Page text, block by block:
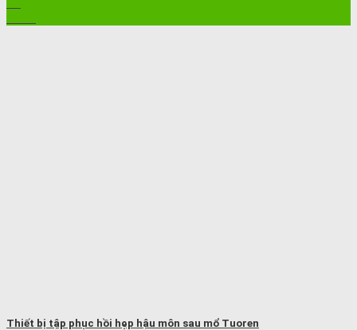
Thiết bị tập phục hồi hẹp hậu môn sau mổ Tuoren